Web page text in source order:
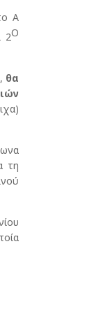
Α
2Ο
θα
τη